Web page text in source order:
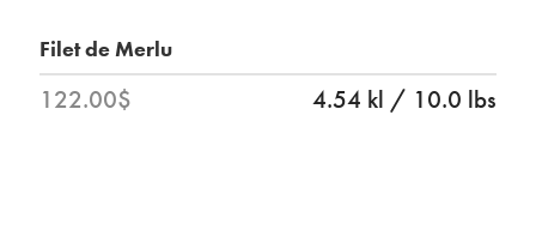
Filet de Merlu
122.00$ 4.54 kl / 10.0 lbs